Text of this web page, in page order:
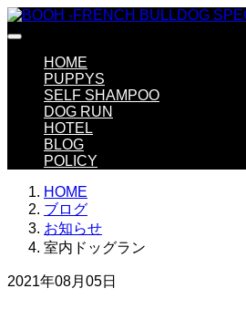
HOME
PUPPYS
SELF SHAMPOO
DOG RUN
HOTEL
BLOG
POLICY
HOME
ブログ
お知らせ
室内ドッグラン
2021年08月05日